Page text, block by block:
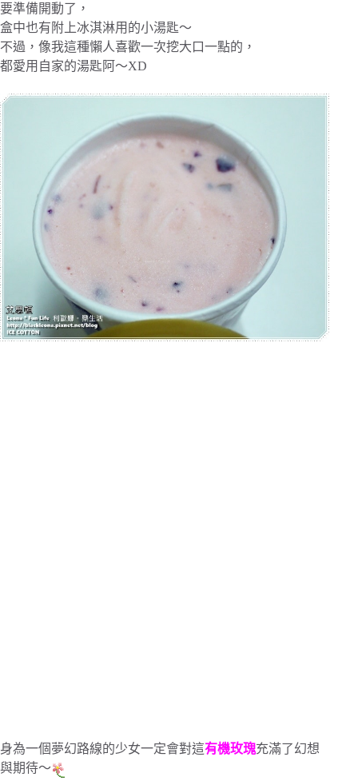
要準備開動了，
盒中也有附上冰淇淋用的小湯匙～
不過，像我這種懶人喜歡一次挖大口一點的，
都愛用自家的湯匙阿～XD
身為一個夢幻路線的少女一定會對這有機玫瑰充滿了幻想
與期待～